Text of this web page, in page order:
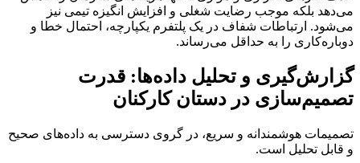
می‌دهد بلکه موجب رضایت شغلی و افزایش انگیزه تیمی نیز
می‌شود. ارتباطات شفاف در یک پلتفرم یکپارچه، احتمال خطا و
دوباره‌کاری را به حداقل می‌رساند.
گزارش‌گیری و تحلیل داده‌ها: قدرت
تصمیم‌سازی در دستان کارکنان
تصمیمات هوشمندانه و سریع، در گروی دسترسی به داده‌های صحیح
و قابل تحلیل است.